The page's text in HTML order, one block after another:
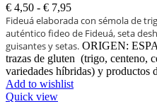
€ 4,50 - € 7,95Rango
de
precios:
desde
€ 4,50
hasta
€ 7,95
Fideuá elaborada con sémola de
auténtico fideo de Fideuá, seta
guisantes y setas. ORIGEN:
trazas de gluten (trigo, centeno,
variedades híbridas) y productos
Add to wishlist
Quick view